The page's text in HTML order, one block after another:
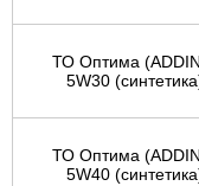
ТО Оптима
5W30
ТО Оптима
5W40